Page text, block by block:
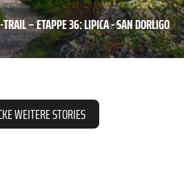
– ETAPPE 36: LIPICA - SAN DORLIGO
WEITERE STORIES